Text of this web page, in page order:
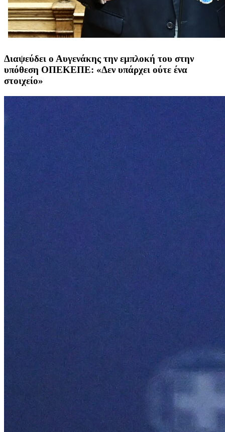
Διαψεύδει ο Αυγενάκης την εμπλοκή του στην
υπόθεση ΟΠΕΚΕΠΕ: «Δεν υπάρχει ούτε ένα
στοιχείο»